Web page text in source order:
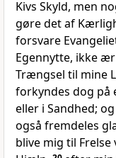
Kivs Skyld, men
gøre det af
forsvare
Egennytte, ikke
Trængsel til mine
forkyndes dog på
eller i Sandhed;
også fremdeles
blive mig til Frelse